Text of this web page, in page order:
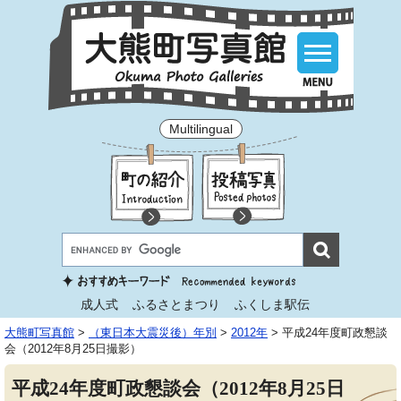
Multilingual
成人式 ふるさとまつり ふくしま駅伝
大熊町写真館 > （東日本大震災後）年別 > 2012年 > 平成24年度町政懇談
会（2012年8月25日撮影）
平成24年度町政懇談会（2012年8月25日